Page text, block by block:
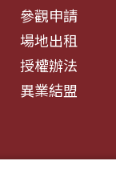
參觀申請
場地出租
授權辦法
異業結盟